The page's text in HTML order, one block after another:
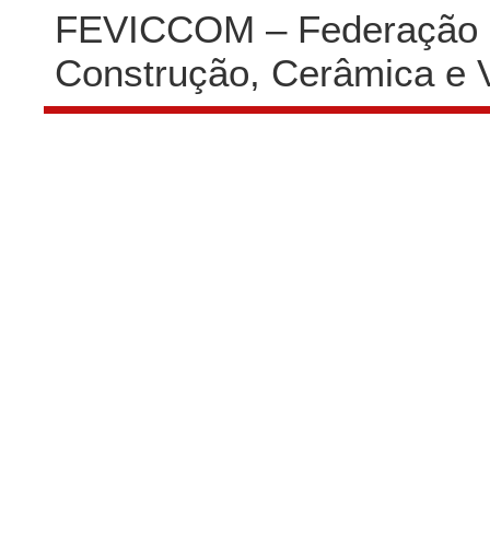
FEVICCOM –
Construção, Cerâmica e